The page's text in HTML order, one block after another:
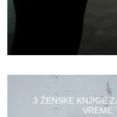
3 ŽENSKE KNJIGE
VREME